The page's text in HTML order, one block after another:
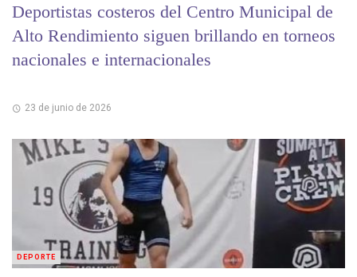
Deportistas costeros del Centro Municipal de
Alto Rendimiento siguen brillando en torneos
nacionales e internacionales
23 de junio de 2026
DEPORTE